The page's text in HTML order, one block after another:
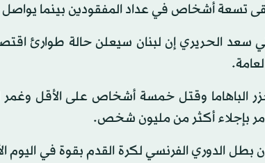
تسعة أشخاص في عداد المفقودين بينما
سعد الحريري إن لبنان سيعلن حالة طوارئ
الباهاما وقتل خمسة أشخاص على الأقل
بإجلاء أكثر من مليون شخص.
الدوري الفرنسي لكرة القدم بقوة في اليوم